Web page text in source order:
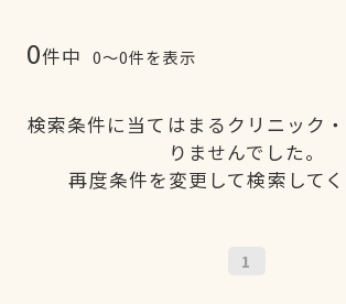
0件中 0〜0件を表示
検索条件に当てはまるクリニック
りませんでした。
再度条件を変更して検索してく
1